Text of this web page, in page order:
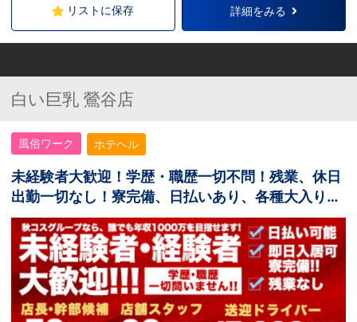
リストに保存 詳細をみる
白い巨乳 鶯谷店
風俗ワーク ホテヘル
未経験者大歓迎！学歴・職歴一切不問！残業、休日
出勤一切なし！寮完備、日払いあり、各種大入り手
当あり！